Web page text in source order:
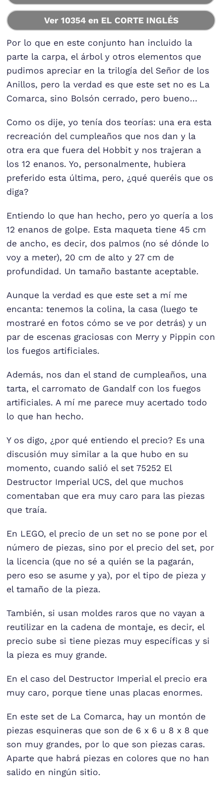
Ver 10354 en EL CORTE INGLÉS
Por lo que en este conjunto han incluido la
parte la carpa, el árbol y otros elementos que
pudimos apreciar en la trilogía del Señor de los
Anillos, pero la verdad es que este set no es La
Comarca, sino Bolsón cerrado, pero bueno…
Como os dije, yo tenía dos teorías: una era esta
recreación del cumpleaños que nos dan y la
otra era que fuera del Hobbit y nos trajeran a
los 12 enanos. Yo, personalmente, hubiera
preferido esta última, pero, ¿qué queréis que os
diga?
Entiendo lo que han hecho, pero yo quería a los
12 enanos de golpe. Esta maqueta tiene 45 cm
de ancho, es decir, dos palmos (no sé dónde lo
voy a meter), 20 cm de alto y 27 cm de
profundidad. Un tamaño bastante aceptable.
Aunque la verdad es que este set a mí me
encanta: tenemos la colina, la casa (luego te
mostraré en fotos cómo se ve por detrás) y un
par de escenas graciosas con Merry y Pippin con
los fuegos artificiales.
Además, nos dan el stand de cumpleaños, una
tarta, el carromato de Gandalf con los fuegos
artificiales. A mí me parece muy acertado todo
lo que han hecho.
Y os digo, ¿por qué entiendo el precio? Es una
discusión muy similar a la que hubo en su
momento, cuando salió el set 75252 El
Destructor Imperial UCS, del que muchos
comentaban que era muy caro para las piezas
que traía.
En LEGO, el precio de un set no se pone por el
número de piezas, sino por el precio del set, por
la licencia (que no sé a quién se la pagarán,
pero eso se asume y ya), por el tipo de pieza y
el tamaño de la pieza.
También, si usan moldes raros que no vayan a
reutilizar en la cadena de montaje, es decir, el
precio sube si tiene piezas muy específicas y si
la pieza es muy grande.
En el caso del Destructor Imperial el precio era
muy caro, porque tiene unas placas enormes.
En este set de La Comarca, hay un montón de
piezas esquineras que son de 6 x 6 u 8 x 8 que
son muy grandes, por lo que son piezas caras.
Aparte que habrá piezas en colores que no han
salido en ningún sitio.